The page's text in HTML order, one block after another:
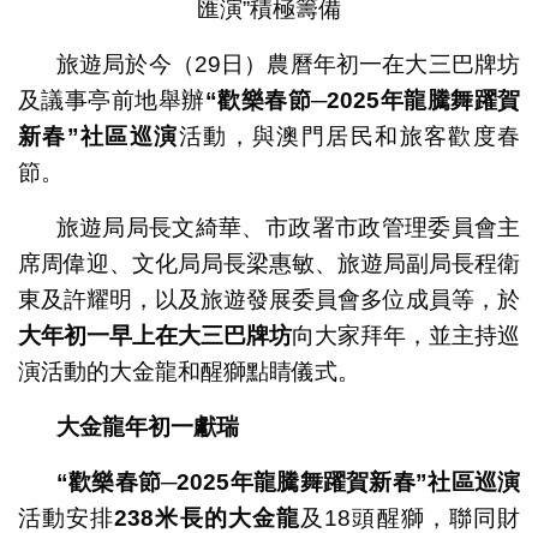
匯演”積極籌備
旅遊局於今（29日）農曆年初一在大三巴牌坊
及議事亭前地舉辦“歡樂春節─2025年龍騰舞躍賀
新春”社區巡演活動，與澳門居民和旅客歡度春
節。
旅遊局局長文綺華、市政署市政管理委員會主
席周偉迎、文化局局長梁惠敏、旅遊局副局長程衛
東及許耀明，以及旅遊發展委員會多位成員等，於
大年初一早上在大三巴牌坊向大家拜年，並主持巡
演活動的大金龍和醒獅點睛儀式。
大金龍年初一獻瑞
“歡樂春節─2025年龍騰舞躍賀新春”社區巡演
活動安排238米長的大金龍及18頭醒獅，聯同財